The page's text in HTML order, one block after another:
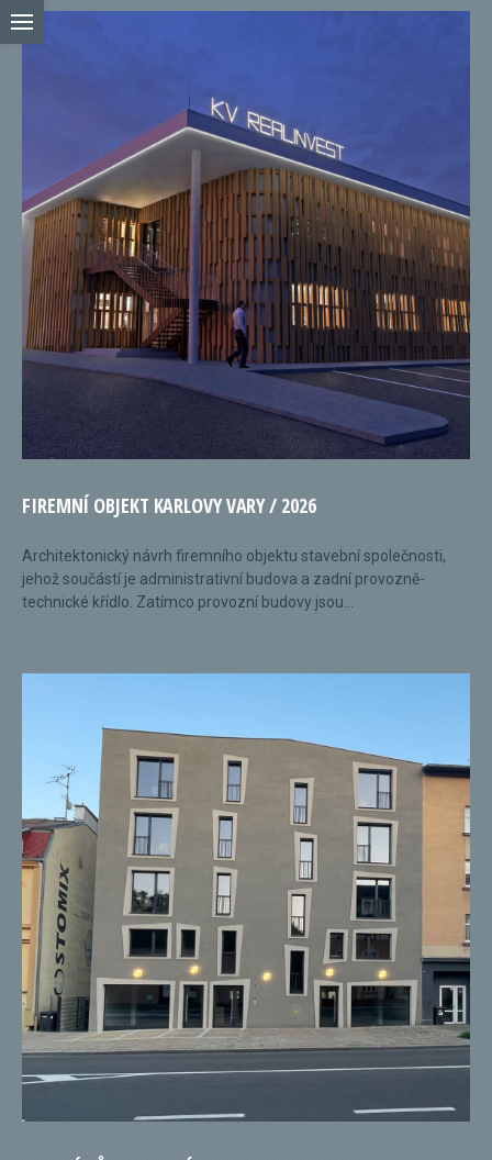
FIREMNÍ OBJEKT KARLOVY VARY / 2026
Architektonický návrh firemního objektu stavební společnosti,
jehož součástí je administrativní budova a zadní provozně-
technické křídlo. Zatímco provozní budovy jsou...